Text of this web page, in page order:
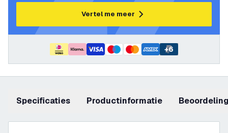
Vertel me meer
+6
Specificaties productinformatie